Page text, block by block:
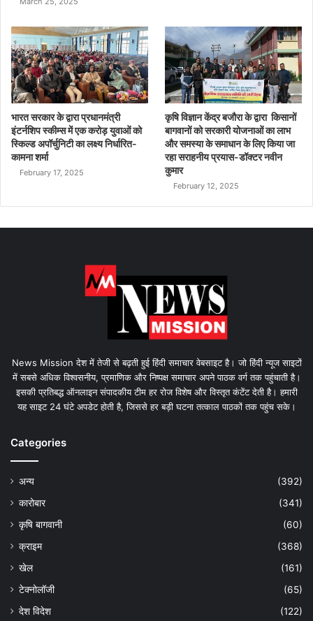
भारत सरकार के द्वारा प्रधानमंत्री
इंटर्नशिप स्कीम्स में एक करोड़ युवाओं को
स्किल्ड अपॉर्चुनिटी का लक्ष्य निर्धारित-
कामना शर्मा
February 17, 2025
कृषि विज्ञान केंद्र बजौरा के द्वारा किसानों
बागवानों को सरकारी योजनाओं का लाभ
और समस्या के समाधान के लिए किया जा
रहा सराहनीय प्रयास-डॉक्टर नवीन
कुमार
February 12, 2025
News Mission देश में तेजी से बढ़ती हुई हिंदी समाचार वेबसाइट है। जो हिंदी न्यूज साइटों
में सबसे अधिक विश्वसनीय, प्रमाणिक और निष्पक्ष समाचार अपने पाठक वर्ग तक पहुंचाती है।
इसकी प्रतिबद्ध ऑनलाइन संपादकीय टीम हर रोज विशेष और विस्तृत कंटेंट देती है। हमारी
यह साइट 24 घंटे अपडेट होती है, जिससे हर बड़ी घटना तत्काल पाठकों तक पहुंच सके।
Categories
अन्य
(392)
कारोबार
(341)
कृषि बागवानी
(60)
क्राइम
(368)
खेल
(161)
टेक्नोलॉजी
(65)
देश विदेश
(122)